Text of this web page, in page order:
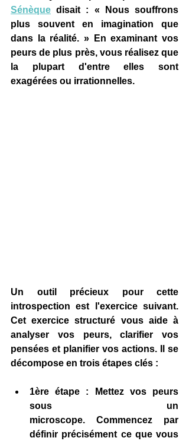
Sénèque disait : « Nous souffrons
plus souvent en imagination que
dans la réalité. » En examinant vos
peurs de plus près, vous réalisez que
la plupart d'entre elles sont
exagérées ou irrationnelles.
Un outil précieux pour cette
introspection est l'exercice suivant.
Cet exercice structuré vous aide à
analyser vos peurs, clarifier vos
pensées et planifier vos actions. Il se
décompose en trois étapes clés :
1ère étape : Mettez vos peurs
sous un
microscope. Commencez par
définir précisément ce que vous